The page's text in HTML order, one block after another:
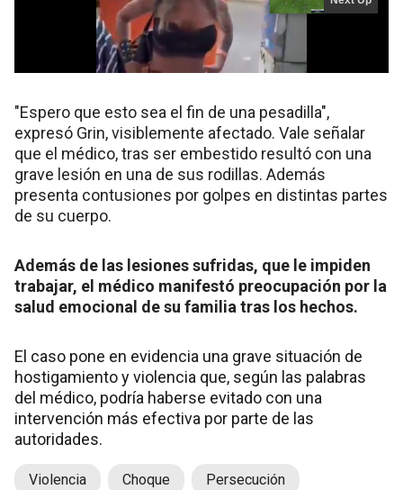
"Espero que esto sea el fin de una pesadilla",
expresó Grin, visiblemente afectado. Vale señalar
que el médico, tras ser embestido resultó con una
grave lesión en una de sus rodillas. Además
presenta contusiones por golpes en distintas partes
de su cuerpo.
Además de las lesiones sufridas, que le impiden
trabajar, el médico manifestó preocupación por la
salud emocional de su familia tras los hechos.
El caso pone en evidencia una grave situación de
hostigamiento y violencia que, según las palabras
del médico, podría haberse evitado con una
intervención más efectiva por parte de las
autoridades.
Violencia Choque Persecución